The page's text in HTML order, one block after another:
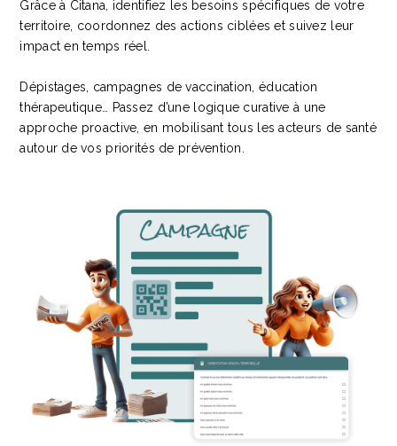
Grâce à Citana, identifiez les besoins spécifiques de votre
territoire, coordonnez des actions ciblées et suivez leur
impact en temps réel.
Dépistages, campagnes de vaccination, éducation
thérapeutique… Passez d’une logique curative à une
approche proactive, en mobilisant tous les acteurs de santé
autour de vos priorités de prévention.